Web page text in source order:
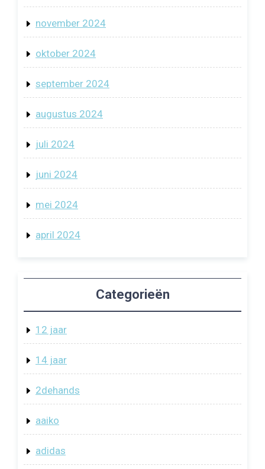
november 2024
oktober 2024
september 2024
augustus 2024
juli 2024
juni 2024
mei 2024
april 2024
Categorieën
12 jaar
14 jaar
2dehands
aaiko
adidas